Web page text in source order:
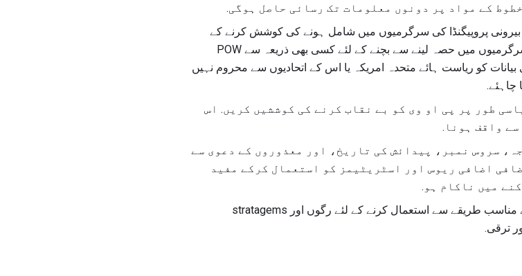
کے مواد پر دونوں معلومات تک رسائی حاصل ہوگی.
بیرونی پروپیگنڈا کی سرگرمیوں میں شامل ہونے کی کوشش کرنے کے
طریقوں سے واقف ہونا. سمجھیں کہ اس طرح کے سرگرمیوں میں حصہ لینے سے بچنے کے لئے کسی بھی ذریعہ سے POW
بیانات کو ریاست ہائے متحدہ امریکہ یا اس کے اتحادیوں سے محروم نہیں
چاہئے.
طور پر پی او وی کو بے نقاب کرنے کی کوششیں کریں. اس
واقف ہونا.
سروس نمبر، پیدائش کی تاریخ، اور معذوروں کے دعوی سے
اضافی ریوس اور اسٹریٹیمز کو استعمال کرکے مفید
میں ناکام ہو.
مناسب تحقیقات کو روکنے کے لئے ڈیزائن کرنے کے لئے مناسب طریقے سے استعمال کرنے کے لئے رگوں اور stratagems
ترقی.